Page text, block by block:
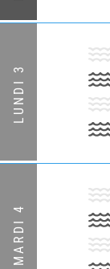
LUNDI 3
MARDI 4